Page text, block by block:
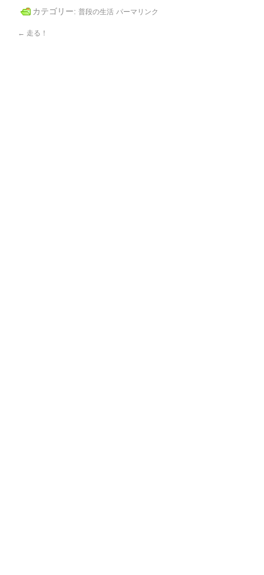
カテゴリー: 普段の生活 パーマリンク
← 走る！